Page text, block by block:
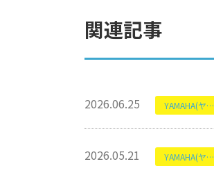
関連記事
2026.06.25 YAMAHA(ヤマハ)
2026.05.21 YAMAHA(ヤマハ)